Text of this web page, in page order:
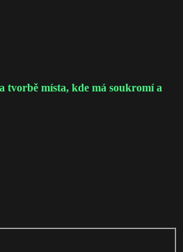
tvorbě místa, kde má soukromí a